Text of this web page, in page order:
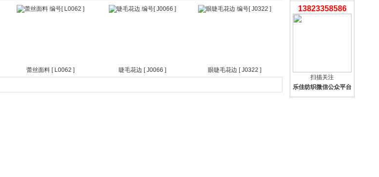
13823358586
扫描关注
乐佳纺织微信公众平台
蕾丝面料 [ L0062 ] 睫毛花边 [ J0066 ] 眼睫毛花边 [ J0322 ]